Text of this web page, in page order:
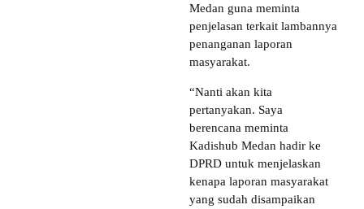
Medan guna meminta
penjelasan terkait lambannya
penanganan laporan
masyarakat.
“Nanti akan kita
pertanyakan. Saya
berencana meminta
Kadishub Medan hadir ke
DPRD untuk menjelaskan
kenapa laporan masyarakat
yang sudah disampaikan